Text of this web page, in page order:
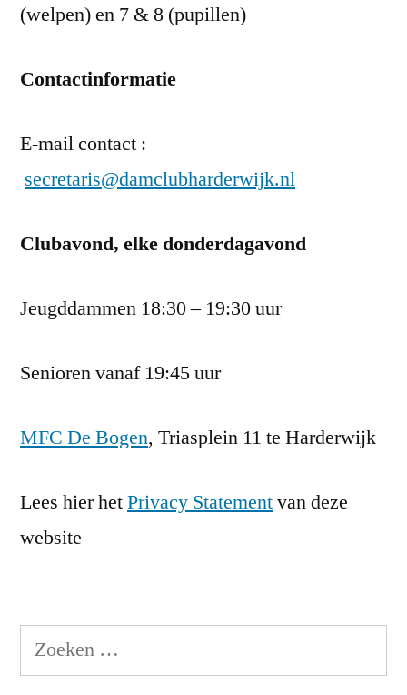
(welpen) en 7 & 8 (pupillen)
Contactinformatie
E-mail contact :
secretaris@damclubharderwijk.nl
Clubavond, elke donderdagavond
Jeugddammen 18:30 – 19:30 uur
Senioren vanaf 19:45 uur
MFC De Bogen, Triasplein 11 te Harderwijk
Lees hier hetPrivacy Statementvan deze
website
Zoeken
naar: